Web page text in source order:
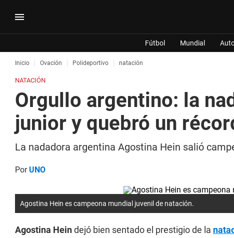
Fútbol Mundial
Inicio Ovación Polideportivo natación
NATACIÓN
Orgullo argentino: la
junior y quebró un
La nadadora argentina Agostina Hein salió
PorUNO
Agostina Hein es campeona mundial juvenil de natación.
Agostina Heindejó bien sentado el prestigio de la